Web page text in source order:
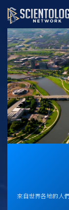
來自世界各地的人